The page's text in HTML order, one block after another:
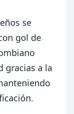
se
gol de
gracias a la